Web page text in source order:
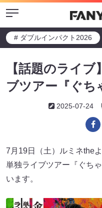
Menu
# ダブルインパクト2026
【話題のライ
ブツアー『ぐち
2025-07-24
7月19日（土）ルミネthe
単独ライブツアー『ぐち
います。